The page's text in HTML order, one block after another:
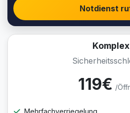
Notdienst
Komplex
119€ /
Mehrfachverriegelung